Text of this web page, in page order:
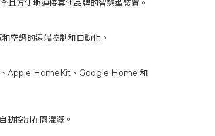
方便地連接其他品牌的智慧型裝置。
空調的遠端控制和自動化。
、Apple HomeKit、Google Home 和
控制花園灌溉。